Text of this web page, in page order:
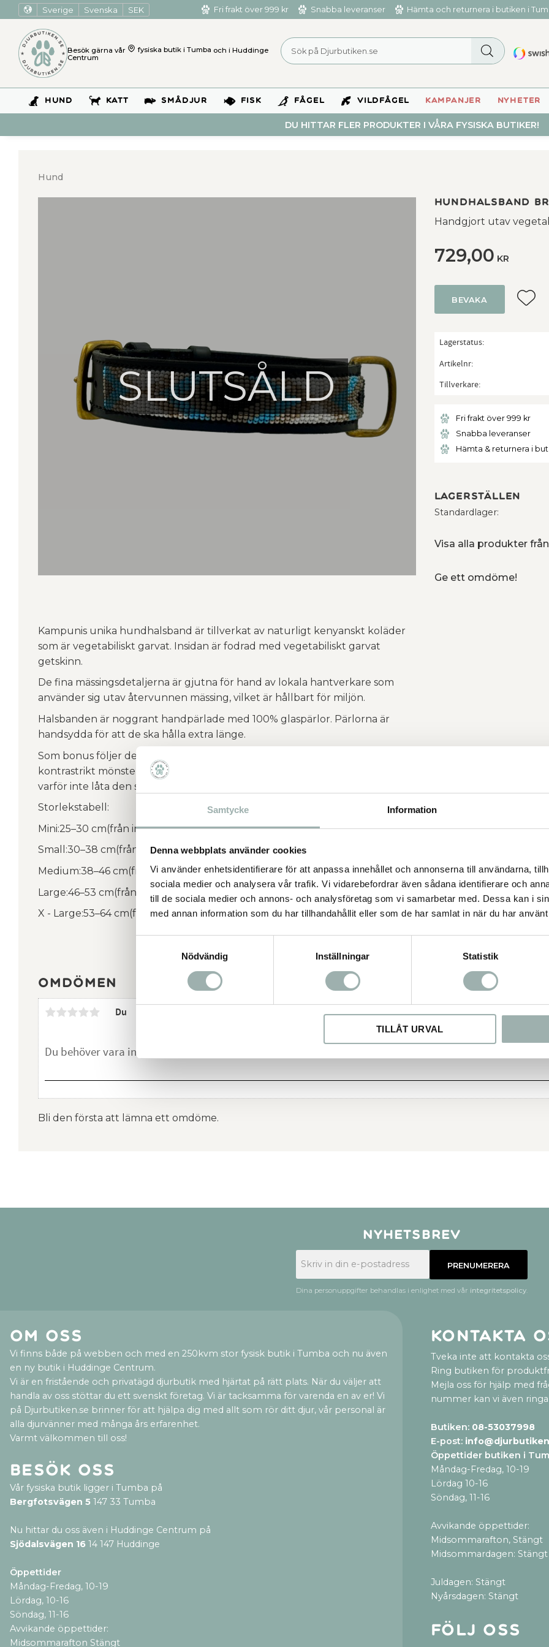
Samtycke Information
Denna webbplats använder cookies
Vi använder enhetsidentifierare för att anpassa innehållet och annonserna till användarna,
sociala medier och analysera vår trafik. Vi vidarebefordrar även sådana identifierare och
till de sociala medier och annons- och analysföretag som vi samarbetar med. Dessa kan i
med annan information som du har tillhandahållit eller som de har samlat in när du har
Nödvändig
Inställningar Statistik
TILLÅT URVAL
Sverige Svenska SEK Fri frakt över 999 kr Snabba leveranser Hämta och returnera i butiken i
Besök gärna vår fysiska butik i Tumba och i Huddinge
Centrum
HUND KATT SMÅDJUR FISK FÅGEL VILDFÅGEL KAMPANJER NYHETER
DU HITTAR FLER PRODUKTER I VÅRA FYSISKA BUTIKER!
Hund
Hundhalsband
Handgjort utav
SLUTSÅLD
729,00 KR
Lägg
BEVAKA
Lagerstatus
Artikelnr
Tillverkare
Fri frakt över 999 kr
Snabba leveranser
Hämta & returnera i
Lagerställen
Standardlager
Visa alla produkter
Ge ett omdöme!
Kampunis unika hundhalsband är tillverkat av naturligt kenyanskt koläder
som är vegetabiliskt garvat. Insidan är fodrad med vegetabiliskt garvat
getskinn.
De fina mässingsdetaljerna är gjutna för hand av lokala hantverkare som
använder sig utav återvunnen mässing, vilket är hållbart för miljön.
Halsbanden är noggrant handpärlade med 100% glaspärlor. Pärlorna är
handsydda för att de ska hålla extra länge.
Som bonus följer det med en pärlad nyckelknippa, med matchande
kontrastrikt mönster. Antingen kan husse eller matte använda den eller
varför inte låta den sitta kvar som en extra detalj på halsbandet.
Storlekstabell:
Mini:25–30 cm(från innersta till yttersta hålet)
Small:30–38 cm(från innersta till yttersta hålet)
Medium:38–46 cm(från innersta till yttersta hålet)
Large:46–53 cm(från innersta till yttersta hålet)
X - Large:53–64 cm(från innersta till yttersta hålet)
Omdömen
Du
Bli den första att lämna ett omdöme.
Nyhetsbrev
PRENUMERERA
Dina personuppgifter behandlas i enlighet med vår integritetspolicy.
Om oss
Vi finns både på webben och med en 250kvm stor fysisk butik i Tumba och nu även
en ny butik i Huddinge Centrum.
Vi är en fristående och privatägd djurbutik med hjärtat på rätt plats. När du väljer att
handla av oss stöttar du ett svenskt företag. Vi är tacksamma för varenda en av er! Vi
på Djurbutiken.se brinner för att hjälpa dig med allt som rör ditt djur, vår personal är
alla djurvänner med många års erfarenhet.
Varmt välkommen till oss!
Besök oss
Vår fysiska butik ligger i Tumba på
Bergfotsvägen 5 147 33 Tumba
Nu hittar du oss även i Huddinge Centrum på
Sjödalsvägen 16 14 147 Huddinge
Öppettider
Måndag-Fredag, 10-19
Lördag, 10-16
Söndag, 11-16
Avvikande öppettider:
Midsommarafton Stängt
Kontakta
Tveka inte att kontakta
Ring butiken för
Mejla oss för hjälp med
nummer kan vi även
Butiken: 08-53037998
E-post:
Öppettider butiken i
Måndag-Fredag, 10-19
Lördag 10-16
Söndag, 11-16
Avvikande öppettider:
Midsommarafton, Stängt
Midsommardagen: Stängt
Juldagen: Stängt
Nyårsdagen: Stängt
Följ oss